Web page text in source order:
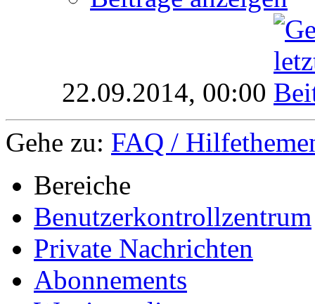
22.09.2014, 00:00
Gehe zu: FAQ /
Bereiche
Benutzerkontrollzentrum
Private Nachrichten
Abonnements